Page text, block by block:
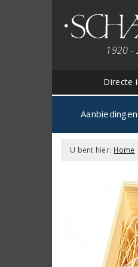
1920 -
Directe
Aanbiedingen
U bent hier: Home